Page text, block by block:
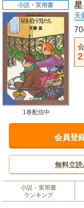
天
小説・実用書
1巻配信中
会員登
無料立読
小説・実用書
ランキング